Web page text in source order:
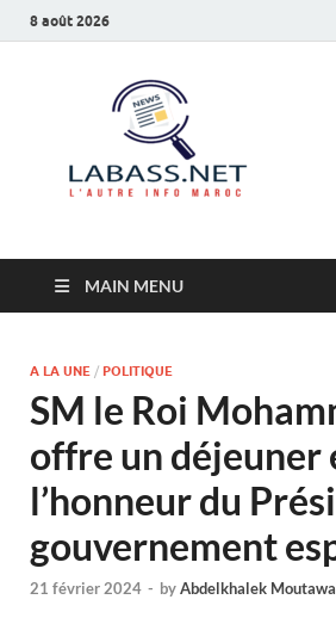
8 août 2026
MAIN MENU
A LA UNE / POLITIQUE
SM le Roi
offre un déjeuner
l’honneur du
gouvernement
21 février 2024 - byAbdelkhalek